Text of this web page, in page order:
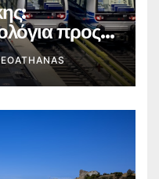
προς